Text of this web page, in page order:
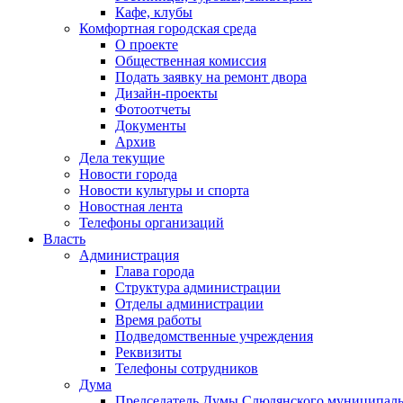
Кафе, клубы
Комфортная городская среда
О проекте
Общественная комиссия
Подать заявку на ремонт двора
Дизайн-проекты
Фотоотчеты
Документы
Архив
Дела текущие
Новости города
Новости культуры и спорта
Новостная лента
Телефоны организаций
Власть
Администрация
Глава города
Структура администрации
Отделы администрации
Время работы
Подведомственные учреждения
Реквизиты
Телефоны сотрудников
Дума